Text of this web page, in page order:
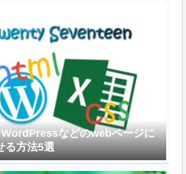
などのwebページに
る方法5選